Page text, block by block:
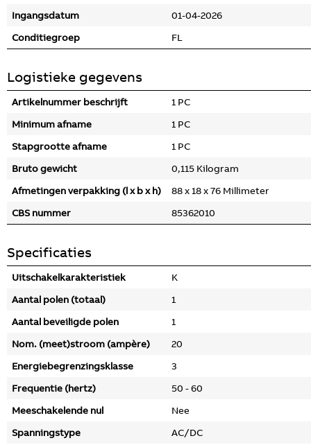
Ingangsdatum
01-04-2026
Conditiegroep
FL
Logistieke gegevens
Artikelnummer beschrijft
1 PC
Minimum afname
1 PC
Stapgrootte afname
1 PC
Bruto gewicht
0,115 Kilogram
Afmetingen verpakking (l x b x h)
88 x 18 x 76 Millimeter
CBS nummer
85362010
Specificaties
Uitschakelkarakteristiek
K
Aantal polen (totaal)
1
Aantal beveiligde polen
1
Nom. (meet)stroom (ampère)
20
Energiebegrenzingsklasse
3
Frequentie (hertz)
50 - 60
Meeschakelende nul
Nee
Spanningstype
AC/DC